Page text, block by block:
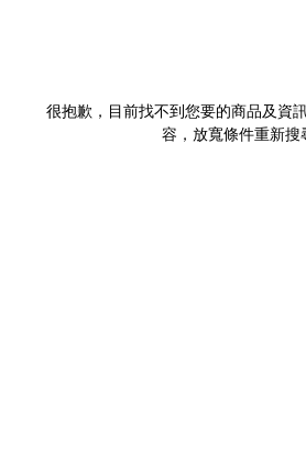
很抱歉，目前找不到您要的商品及資
容，放寬條件重新搜